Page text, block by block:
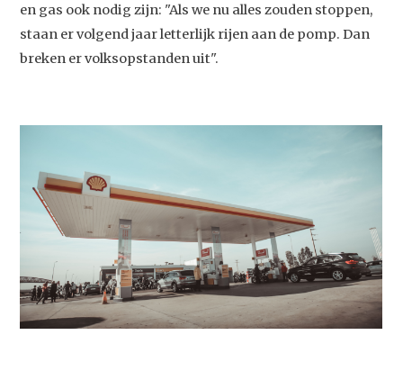
en gas ook nodig zijn: "Als we nu alles zouden stoppen,
staan er volgend jaar letterlijk rijen aan de pomp. Dan
breken er volksopstanden uit".